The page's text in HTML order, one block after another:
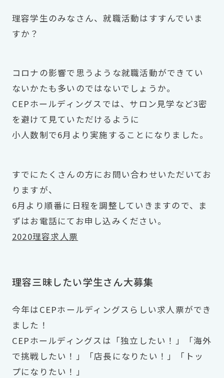
理容学生のみなさん、就職活動はすすんでいま
すか？
コロナの影響で思うような就職活動ができてい
ないかたも多いのではないでしょうか。
CEPホールディングスでは、サロン見学など3密
を避けて見ていただけるように
小人数制で6月より実施することになりました。
すでにたくさんの方にお問い合わせいただいてお
りますが、
6月より順番に日程を調整していきますので、ま
ずはお電話にてお申し込みください。
2020理容求人票
理容三昧したい学生さん大募集
今年はCEPホールディングスらしい求人票ができ
ました！
CEPホールディングスは「独立したい！」「海外
で挑戦したい！」「店長になりたい！」「トッ
プになりたい！」